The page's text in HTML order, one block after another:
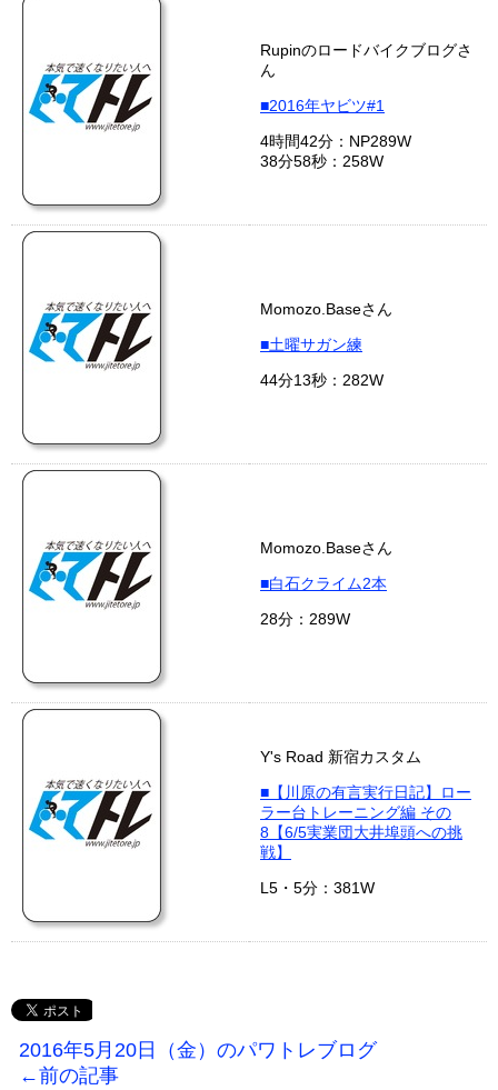
Rupinのロードバイクブログさ
ん
■2016年ヤビツ#1
4時間42分：NP289W
38分58秒：258W
Momozo.Baseさん
■土曜サガン練
44分13秒：282W
Momozo.Baseさん
■白石クライム2本
28分：289W
Y's Road 新宿カスタム
■【川原の有言実行日記】ロー
ラー台トレーニング編 その
8【6/5実業団大井埠頭への挑
戦】
L5・5分：381W
2016年5月20日（金）のパワトレブログ
←前の記事